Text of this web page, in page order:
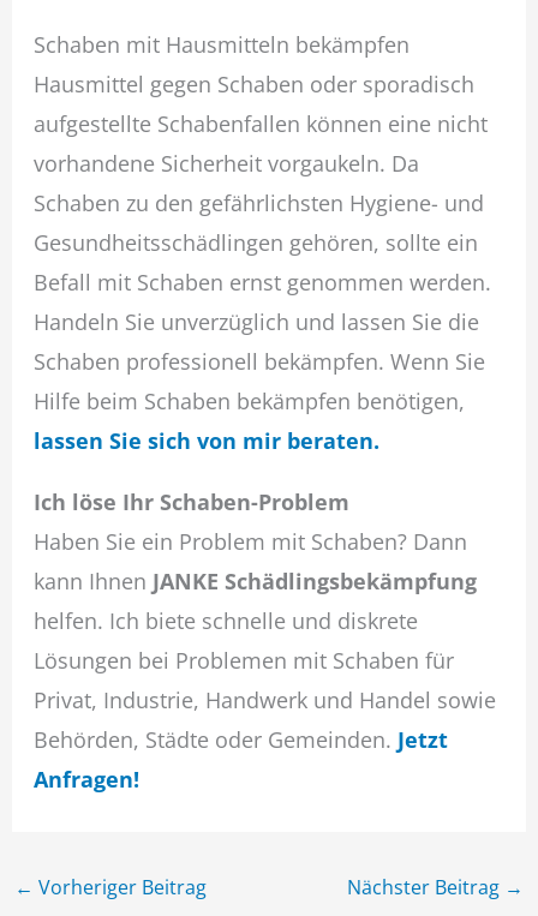
Schaben mit Hausmitteln bekämpfen
Hausmittel gegen Schaben oder sporadisch
aufgestellte Schabenfallen können eine nicht
vorhandene Sicherheit vorgaukeln. Da
Schaben zu den gefährlichsten Hygiene- und
Gesundheitsschädlingen gehören, sollte ein
Befall mit Schaben ernst genommen werden.
Handeln Sie unverzüglich und lassen Sie die
Schaben professionell bekämpfen. Wenn Sie
Hilfe beim Schaben bekämpfen benötigen,
lassen Sie sich von mir beraten.
Ich löse Ihr Schaben-Problem
Haben Sie ein Problem mit Schaben? Dann
kann Ihnen JANKE Schädlingsbekämpfung
helfen. Ich biete schnelle und diskrete
Lösungen bei Problemen mit Schaben für
Privat, Industrie, Handwerk und Handel sowie
Behörden, Städte oder Gemeinden. Jetzt
Anfragen!
← Vorheriger Beitrag Nächster Beitrag →